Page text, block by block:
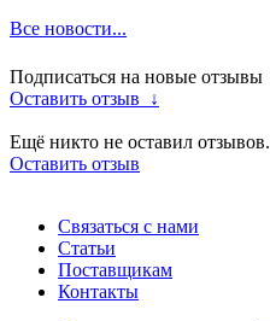
Все новости...
Подписаться на новые отзывы
Оставить отзыв
↓
Ещё никто не оставил отзывов.
Оставить отзыв
Связаться с нами
Статьи
Поставщикам
Контакты